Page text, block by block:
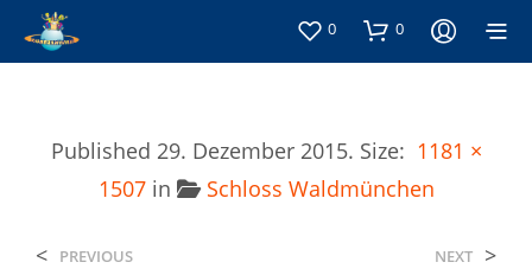
0 0
Published 29. Dezember 2015. Size: 1181 ×
1507in Schloss Waldmünchen
< PREVIOUS NEXT >